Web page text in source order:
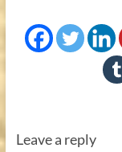
Leave a reply